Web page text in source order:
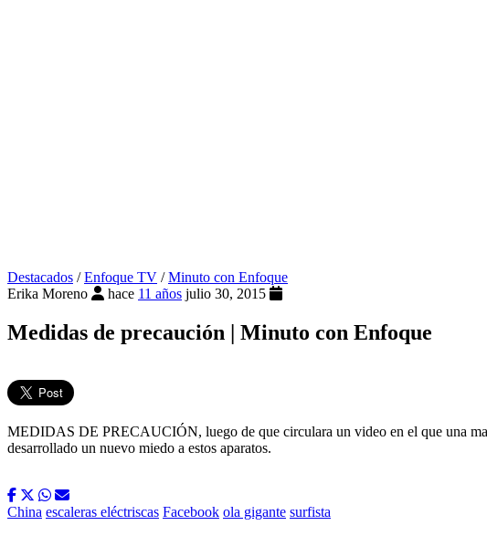
Destacados /Enfoque TV /Minuto con Enfoque
Erika Moreno
hace 11 años julio 30, 2015
Medidas de precaución | Minuto con Enfoque
MEDIDAS DE PRECAUCIÓN, luego de que circulara un video en el que una
desarrollado un nuevo miedo a estos aparatos.
China escaleras eléctriscas Facebook ola gigante surfista